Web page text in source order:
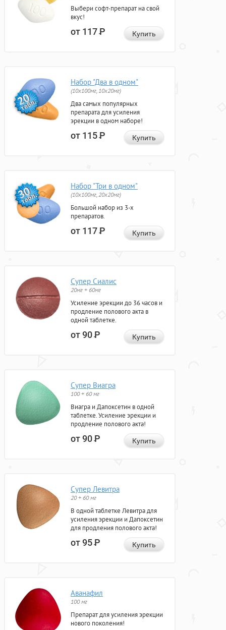
Выбери софт-препарат на свой
вкус!
от 117Р Купить
Набор "Два в одном"
(10x100мг, 10x20мг)
Два самых популярных
препарата для усиления
эрекции в одном наборе!
от 115Р Купить
Набор "Три в одном"
(10x100мг, 20x20мг)
Большой набор из 3-х
препаратов.
от 117Р Купить
Супер Сиалис
20мг + 60мг
Усиление эрекции до 36 часов и
продление полового акта в
одной таблетке.
от 90Р Купить
Супер Виагра
100 + 60 мг
Виагра и Дапоксетин в одной
таблетке. Усиление эрекции и
продление полового акта!
от 90Р Купить
Супер Левитра
20 + 60 мг
В одной таблетке Левитра для
усиления эрекции и Дапоксетин
для продления полового акта!
от 95Р Купить
Аванафил
100 мг
Препарат для усиления эрекции
нового поколения!